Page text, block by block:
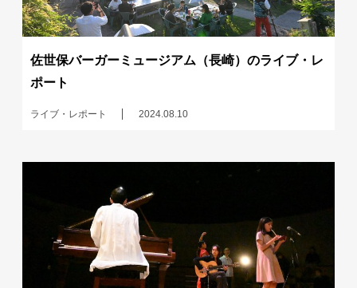
佐世保バーガーミュージアム（長崎）のライブ・レ
ポート
ライブ・レポート 2024.08.10